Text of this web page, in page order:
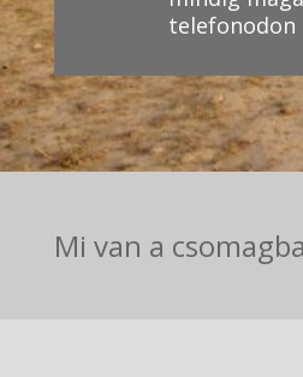
Mi van a